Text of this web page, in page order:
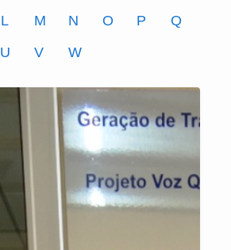
L M N O P
Q
U V W